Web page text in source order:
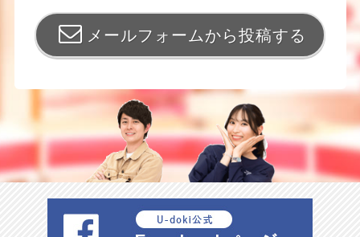
メールフォームから投稿する